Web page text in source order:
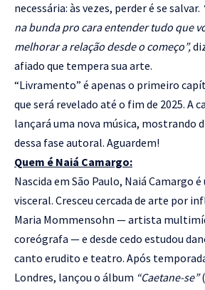
necessária: às vezes, perder é se salvar.
na bunda pro cara entender tudo que
melhorar a relação desde o começo”,
afiado que tempera sua arte.
“Livramento” é apenas o primeiro
que será revelado até o fim de 2025. A
lançará uma nova música, mostrando
dessa fase autoral. Aguardem!
Quem é Naiá Camargo:
Nascida em São Paulo, Naiá Camargo
visceral. Cresceu cercada de arte por
Maria Mommensohn — artista
coreógrafa — e desde cedo estudou
canto erudito e teatro. Após
Londres, lançou o álbum “Caetane-se”